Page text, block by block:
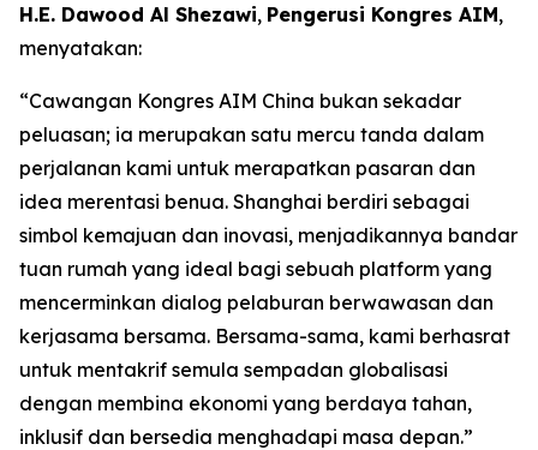
H.E. Dawood Al Shezawi, Pengerusi Kongres AIM,
menyatakan:
“Cawangan Kongres AIM China bukan sekadar
peluasan; ia merupakan satu mercu tanda dalam
perjalanan kami untuk merapatkan pasaran dan
idea merentasi benua. Shanghai berdiri sebagai
simbol kemajuan dan inovasi, menjadikannya bandar
tuan rumah yang ideal bagi sebuah platform yang
mencerminkan dialog pelaburan berwawasan dan
kerjasama bersama. Bersama-sama, kami berhasrat
untuk mentakrif semula sempadan globalisasi
dengan membina ekonomi yang berdaya tahan,
inklusif dan bersedia menghadapi masa depan.”